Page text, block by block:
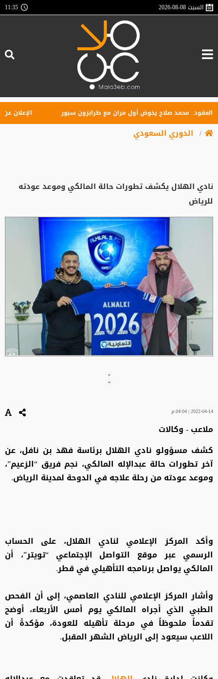
السبت2026-08-08
11:35
محمد صلاح يخوض أول مران مع طرابزون سبور الإعلان عن
الدوري السعودي
نادي الهلال يكشف تطورات حالة المالكي وموعد عودته
للرياض
"
"
2022-04-14 | 04:04 م
ملاعب - وكالات
كشف مسؤولو نادي الهلال برئاسة فهد بن نافل، عن
آخر تطورات حالة عبدالإله المالكي، نجم فريق “الزعيم”،
وموعد عودته من رحلة علاجه في الدوحة لمدينة الرياض.
وأكد المركز الإعلامي لنادي الهلال، على الحساب
الرسمي عبر موقع التواصل الإجتماعي “تويتر”، أن
المالكي يواصل برنامجه التأهيلي في قطر.
وأشار المركز الإعلامي للنادي العاصمي، إلى أن الفحص
الطبي الذي أجراه المالكي يوم أمس الأربعاء، أوضح
تقدماً ملحوظاً في مرحلة تأهيله للعودة، مؤكدةً أن
اللاعب سيعود إلى الرياض الشهر المقبل.